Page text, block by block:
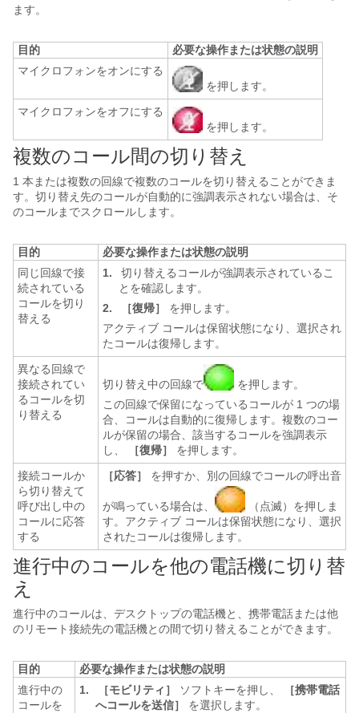
ます。
目的
必要な操作または状態の説明
マイクロフォンをオンにする
を押します。
マイクロフォンをオフにする
を押します。
複数のコール間の切り替え
1 本または複数の回線で複数のコールを切り替えることができま
す。切り替え先のコールが自動的に強調表示されない場合は、そ
のコールまでスクロールします。
目的
必要な操作または状態の説明
同じ回線で接
続されている
コールを切り
替える
1.
切り替えるコールが強調表示されているこ
とを確認します。
2.
［復帰］
を押します。
アクティブ コールは保留状態になり、選択され
たコールは復帰します。
異なる回線で
接続されてい
るコールを切
り替える
切り替え中の回線で
を押します。
この回線で保留になっているコールが 1 つの場
合、コールは自動的に復帰します。複数のコー
ルが保留の場合、該当するコールを強調表示
し、
［復帰］
を押します。
接続コールか
ら切り替えて
呼び出し中の
コールに応答
する
［応答］ を押すか、別の回線でコールの呼出音
が鳴っている場合は、
（点滅）を押しま
す。アクティブ コールは保留状態になり、選択
されたコールは復帰します。
進行中のコールを他の電話機に切り替
え
進行中のコールは、デスクトップの電話機と、携帯電話または他
のリモート接続先の電話機との間で切り替えることができます。
目的
必要な操作または状態の説明
進行中の
コールを
1. ［モビリティ］ ソフトキーを押し、
［携帯電話
へコールを送信］
を選択します。